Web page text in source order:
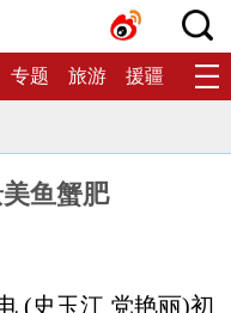
专题 旅游 援疆 生态
鱼蟹肥
(史玉江 党艳丽)初